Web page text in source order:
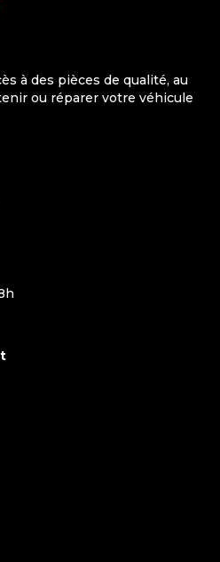
à des pièces de qualité, au
ou réparer votre véhicule